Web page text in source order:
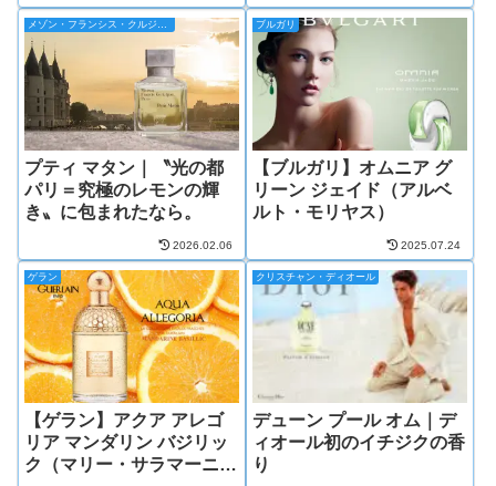
プティ マタン｜〝光の都
パリ＝究極のレモンの輝
き〟に包まれたなら。
2026.02.06
ブルガリ
【ブルガリ】オムニア グ
リーン ジェイド（アルベ
ルト・モリヤス）
2025.07.24
ゲラン
【ゲラン】アクア アレゴ
リア マンダリン バジリッ
ク（マリー・サラマーニ
クリスチャン・ディオール
デューン プール オム｜デ
ィオール初のイチジクの香
り